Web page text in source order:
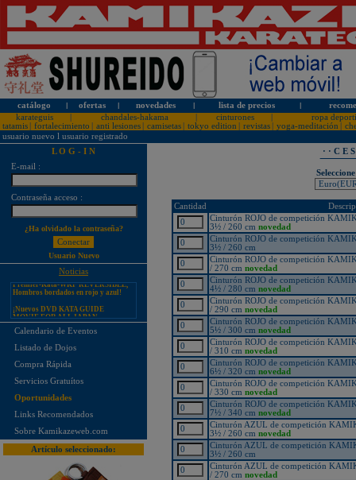
catálogo l ofertas l novedades l lista de precios l
karateguis
chandales-hakama cinturones
ropa
tatamis
fortalecimiento anti lesiones camisetas tokyo edition revistas yoga-meditación
usuario nuevo l usuario registrado
L O G - I N
E-mail :
Contraseña acceso :
¿Ha olvidado la contraseña?
Usuario Nuevo
Noticias
¡PERSONALICE LOS
KARATEGUIS KAMIKAZE CON
Tarifas especiales para clubes, dojos
y asociaciones
¡Nuevos catálogos de Kamikaze!
¡Nuevo karategui Kamikaze
Premier-Kata-WKF REVERSIBLE,
Hombros bordados en rojo y azul!
MOVIE FOR ALL JAPAN
KARATEDO SHOTOKAN TOKUI
WKF Kumite REVERSIBLE,
LIFE SENSEI - hecho en Japón!
¡KAMIKAZE PROFESSIONAL
para expertos!
Nuevo karategui Kamikaze NEW
LIFE SHIHAN
¡Nueva Camiseta KAMIKAZE
especial Vintage Edition since 1987
- 35º Aniversario!
Calendario de Eventos
Listado de Dojos
Compra Rápida
Servicios Gratuítos
Oportunidades
Links Recomendados
Sobre Kamikazeweb.com
Artículo seleccionado:
· · C E
Cantidad
Cinturón ROJO de competición
3½ / 260 cm novedad
Cinturón ROJO de competición
3½ / 260 cm
Cinturón ROJO de competición
/ 270 cm novedad
Cinturón ROJO de competición
4½ / 280 cm novedad
Cinturón ROJO de competición
/ 290 cm novedad
Cinturón ROJO de competición
5½ / 300 cm novedad
Cinturón ROJO de competición
/ 310 cm novedad
Cinturón ROJO de competición
6½ / 320 cm novedad
Cinturón ROJO de competición
/ 330 cm novedad
Cinturón ROJO de competición
7½ / 340 cm novedad
Cinturón AZUL de competición
3½ / 260 cm novedad
Cinturón AZUL de competición
3½ / 260 cm
Cinturón AZUL de competición
/ 270 cm novedad